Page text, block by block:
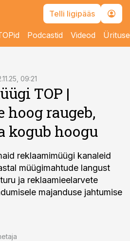
Telli ligipääs
Podcastid Videod
09:21
TOP |
raugeb,
kogub hoogu
reklaamimüügi kanaleid
müügimahtude langust
ja reklaamieelarvete
majanduse jahtumise